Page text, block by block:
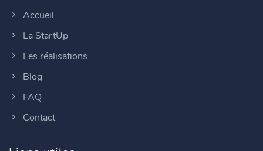
Accueil
La StartUp
Les réalisations
Blog
FAQ
Contact